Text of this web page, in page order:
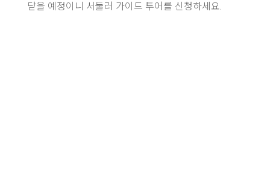
닫을 예정이니 서둘러 가이드 투어를 신청하세요.